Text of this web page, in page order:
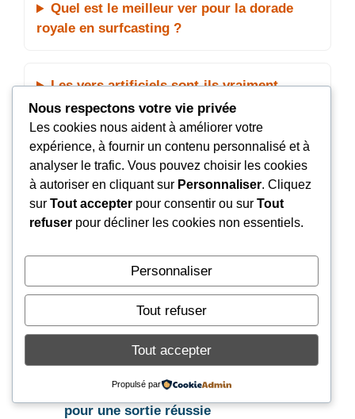
Quel est le meilleur ver pour la dorade
royale en surfcasting ?
Les vers artificiels sont-ils vraiment
efficaces en mer ?
Comment enfiler un ver sans le déchirer ?
Publications Similaires :
Leurre dorade : guide complet pour
choisir le bon modèle et maîtriser les
techniques de pêche
Pêche aux leurres en mer : guide complet,
techniques et matériel essentiel
Pêche en mer à Gruissan : Guide complet,
spots et conseils pratiques
de Ré : spots, réglementation et astuces
pour une sortie réussie
Nous respectons votre vie privée
Les cookies nous aident à améliorer votre
expérience, à fournir un contenu personnalisé et à
analyser le trafic. Vous pouvez choisir les cookies
à autoriser en cliquant sur Personnaliser. Cliquez
sur Tout accepter pour consentir ou sur Tout
refuser pour décliner les cookies non essentiels.
Personnaliser
Tout refuser
Tout accepter
Propulsé par